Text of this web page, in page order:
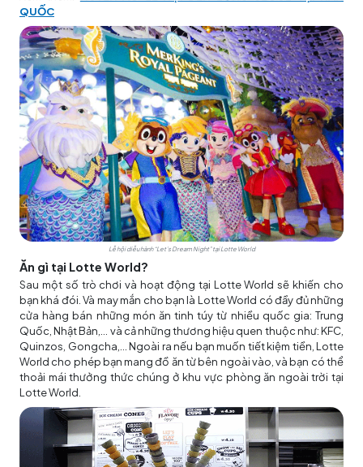
QUỐC
Lễ hội diễu hành “Let’s Dream Night” tại Lotte World
Ăn gì tại Lotte World?
Sau một số trò chơi và hoạt động tại Lotte World sẽ khiến cho
bạn khá đói. Và may mắn cho bạn là Lotte World có đầy đủ những
cửa hàng bán những món ăn tinh túy từ nhiều quốc gia: Trung
Quốc, Nhật Bản,… và cả những thương hiệu quen thuộc như: KFC,
Quinzos, Gongcha,... Ngoài ra nếu bạn muốn tiết kiệm tiền, Lotte
World cho phép bạn mang đồ ăn từ bên ngoài vào, và bạn có thể
thoải mái thưởng thức chúng ở khu vực phòng ăn ngoài trời tại
Lotte World.